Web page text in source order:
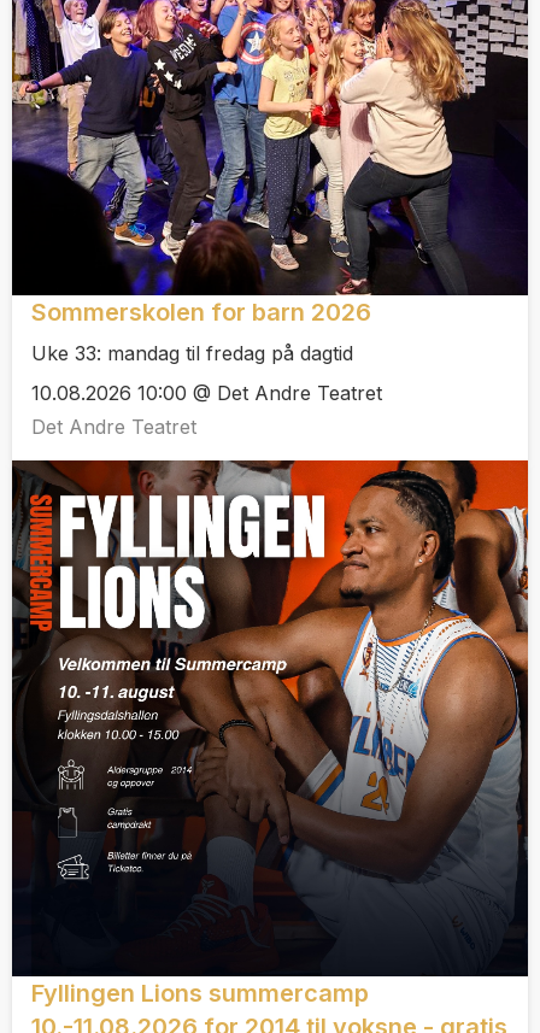
Sommerskolen for barn 2026
Uke 33: mandag til fredag på dagtid
10.08.2026 10:00 @ Det Andre Teatret
Det Andre Teatret
Fyllingen Lions summercamp
10.-11.08.2026 for 2014 til voksne - gratis